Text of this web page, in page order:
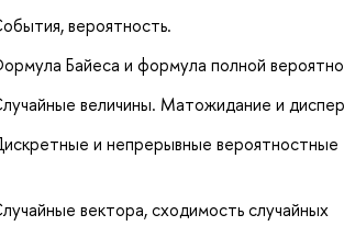
вероятность.
Байеса и формула полной
величины. Матожидание и
и непрерывные вероятностные
вектора, сходимость случайных